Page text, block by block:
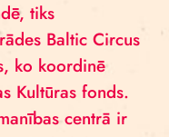
tiks
Baltic Circus
ko koordinē
Kultūras fonds.
centrā ir